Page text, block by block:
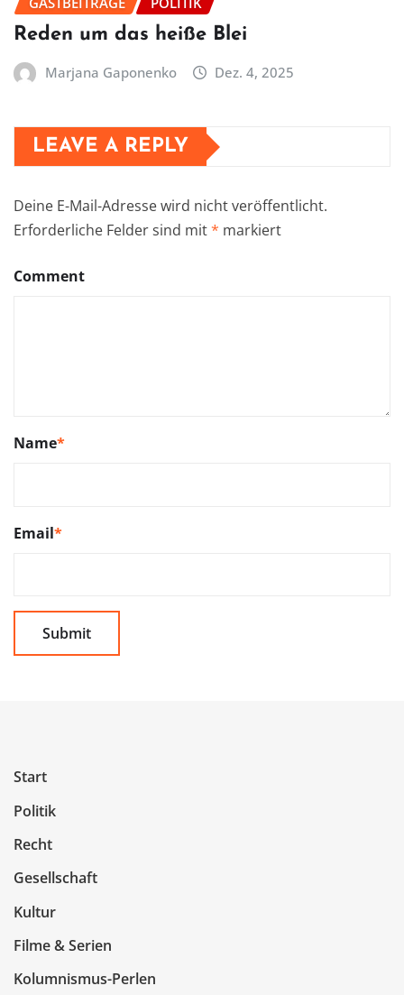
Reden um das heiße Blei
Marjana Gaponenko Dez. 4, 2025
LEAVE A REPLY
Deine E-Mail-Adresse wird nicht veröffentlicht.
Erforderliche Felder sind mit* markiert
Comment
Name*
Email*
Start
Politik
Recht
Gesellschaft
Kultur
Filme & Serien
Kolumnismus-Perlen